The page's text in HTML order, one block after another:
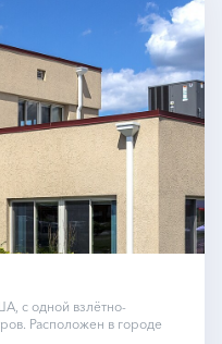
с одной взлётно-
Расположен в городе